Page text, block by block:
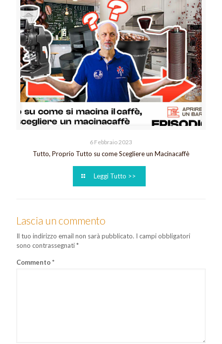
6 Febbraio 2023
Tutto, Proprio Tutto su come Scegliere un Macinacaffè
Leggi Tutto >>
Lascia un commento
Il tuo indirizzo email non sarà pubblicato. I campi obbligatori
sono contrassegnati*
Commento*